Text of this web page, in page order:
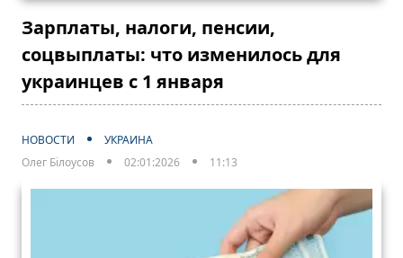
Зарплаты, налоги, пенсии,
соцвыплаты: что изменилось для
украинцев с 1 января
НОВОСТИ
УКРАИНА
Олег Білоусов
02:01:2026 11:13